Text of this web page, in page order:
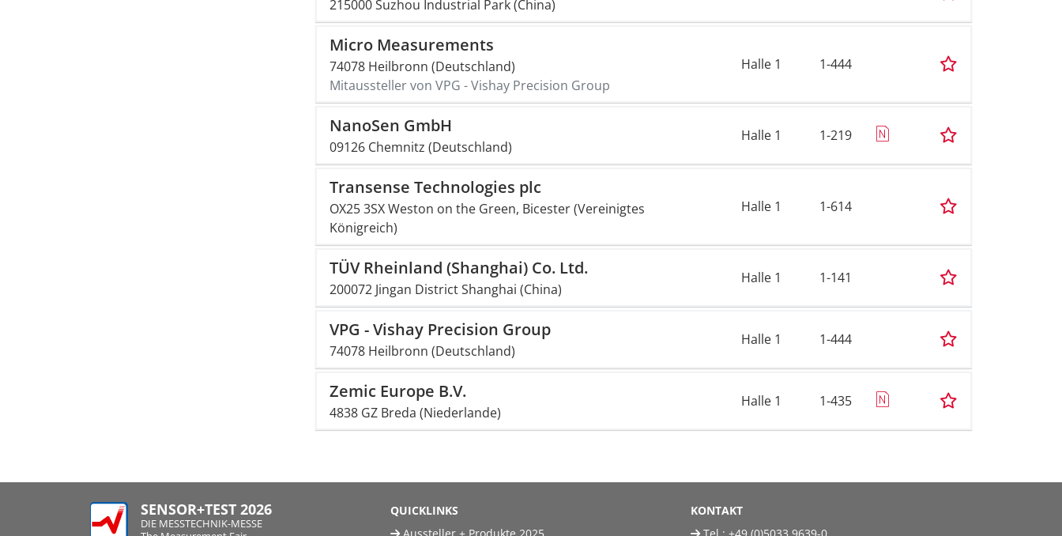
215000 Suzhou Industrial Park (China)
Micro Measurements
74078 Heilbronn (Deutschland)
Mitaussteller von VPG - Vishay Precision Group
Halle 1 1-444
NanoSen GmbH
09126 Chemnitz (Deutschland)
Halle 1 1-219
Transense Technologies plc
OX25 3SX Weston on the Green, Bicester (Vereinigtes
Königreich)
Halle 1 1-614
TÜV Rheinland (Shanghai) Co. Ltd.
200072 Jingan District Shanghai (China)
Halle 1 1-141
VPG - Vishay Precision Group
74078 Heilbronn (Deutschland)
Halle 1 1-444
Zemic Europe B.V.
4838 GZ Breda (Niederlande)
Halle 1 1-435
SENSOR+TEST 2026
DIE MESSTECHNIK-MESSE
QUICKLINKS
KONTAKT